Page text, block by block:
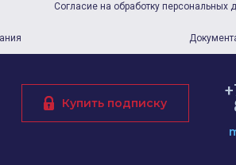
Согласие на обработку персональных
Купить подписку